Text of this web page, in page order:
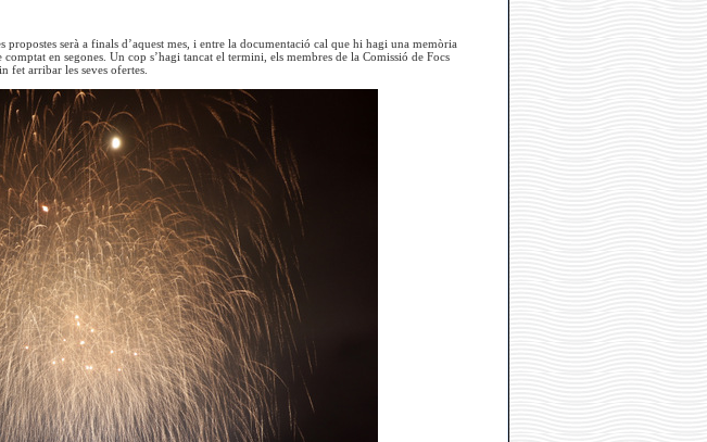
serà a finals d’aquest mes, i entre la documentació cal que hi hagi una memòria
en segones. Un cop s’hagi tancat el termini, els membres de la Comissió de Focs
fet arribar les seves ofertes.